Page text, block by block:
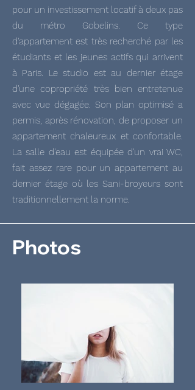
pour un investissement locatif à deux pas
du métro Gobelins. Ce type
d'appartement est très recherché par les
étudiants et les jeunes actifs qui arrivent
à Paris. Le studio est au dernier étage
d'une copropriété très bien entretenue
avec vue dégagée. Son plan optimisé a
permis, après rénovation, de proposer un
appartement chaleureux et confortable.
La salle d'eau est équipée d'un vrai WC,
fait assez rare pour un appartement au
dernier étage où les Sani-broyeurs sont
traditionnellement la norme.
Photos